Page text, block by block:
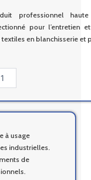
professionnel
pour l’entretien
textiles en blanchisserie et
à usage
industrielles.
de